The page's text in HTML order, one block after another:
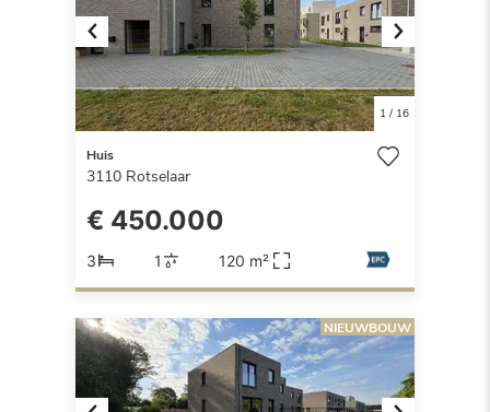
Previous Next
1/ 16
Huis
3110 Rotselaar
€ 450.000
3 1 120 m²
NIEUWBOUW